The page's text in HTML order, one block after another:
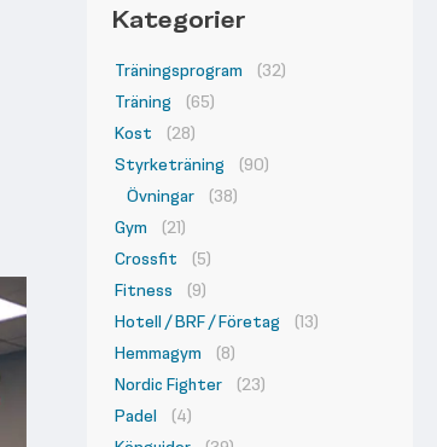
Kategorier
Träningsprogram
(32)
Träning
(65)
Kost
(28)
Styrketräning
(90)
Övningar
(38)
Gym
(21)
Crossfit
(5)
Fitness
(9)
Hotell / BRF / Företag
(13)
Hemmagym
(8)
Nordic Fighter
(23)
Padel
(4)